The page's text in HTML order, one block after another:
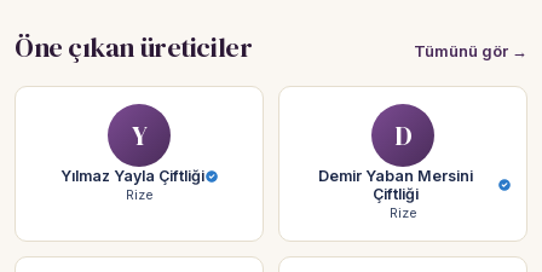
Öne çıkan üreticiler Tümünü gör →
Y
Yılmaz Yayla Çiftliği
Rize
D
Demir Yaban Mersini
Çiftliği
Rize